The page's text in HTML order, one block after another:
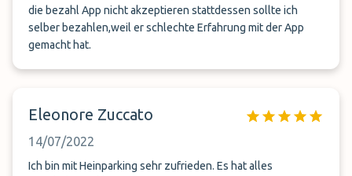
die bezahl App nicht akzeptieren stattdessen sollte ich
selber bezahlen,weil er schlechte Erfahrung mit der App
gemacht hat.
Eleonore Zuccato
14/07/2022
Ich bin mit Heinparking sehr zufrieden. Es hat alles